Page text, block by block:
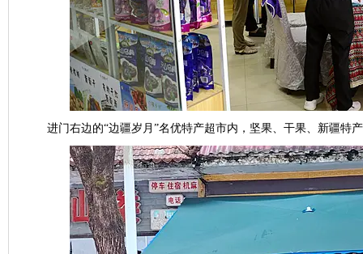
进门右边的“边疆岁月 ”名优特产超市内，坚果、干果、新疆特